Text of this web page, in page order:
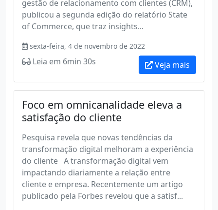
gestão de relacionamento com clientes (CRM),
publicou a segunda edição do relatório State
of Commerce, que traz insights...
sexta-feira, 4 de novembro de 2022
Leia em 6min 30s Veja mais
Foco em omnicanalidade eleva a
satisfação do cliente
Pesquisa revela que novas tendências da
transformação digital melhoram a experiência
do cliente A transformação digital vem
impactando diariamente a relação entre
cliente e empresa. Recentemente um artigo
publicado pela Forbes revelou que a satisf...